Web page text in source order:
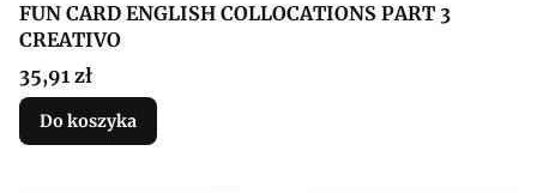
FUN CARD ENGLISH COLLOCATIONS PART 3
CREATIVO
Cena
35,91 zł
Do koszyka